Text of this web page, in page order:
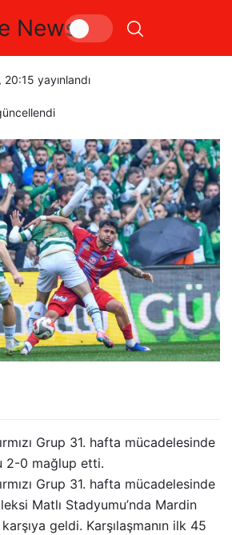
Newskazandı
20:15 yayınlandı
Grup 31. hafta mücadelesinde
2-0 mağlup etti.
Grup 31. hafta mücadelesinde
Matlı Stadyumu’nda Mardin
geldi. Karşılaşmanın ilk 45